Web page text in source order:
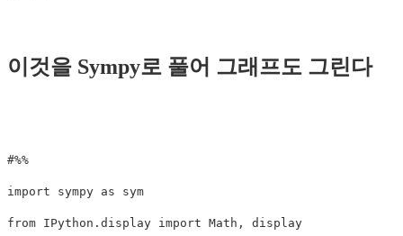
이것을 Sympy로 풀어 그래프도 그린다
import sympy as sym
from IPython.display import Math , display